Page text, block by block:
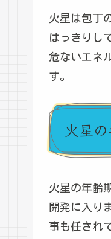
火星は包丁
はっきりし
危ないエネ
す。
火星
火星の年齢
開発に入り
事も任され